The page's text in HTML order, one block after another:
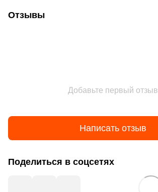
Отзывы
Добавьте первый отзыв
Написать отзыв
Поделиться в соцсетях